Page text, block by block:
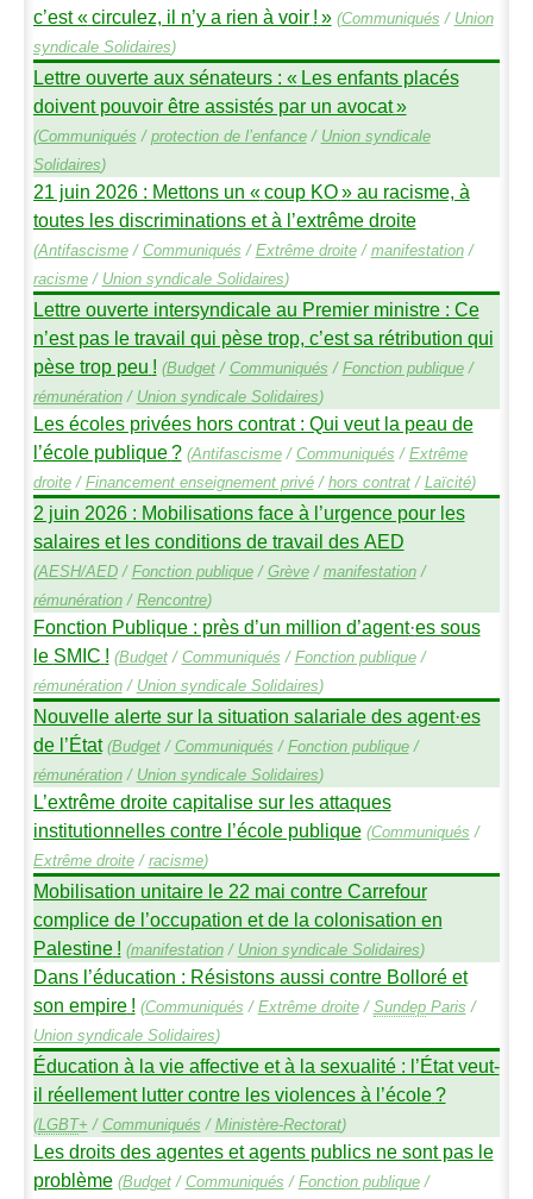
c’est «circulez, il n’y a rien à voir ! » (Communiqués / Union
syndicale Solidaires)
Lettre ouverte aux sénateurs : « Les enfants placés
doivent pouvoir être assistés par un avocat»
(Communiqués / protection de l’enfance/ Union syndicale
Solidaires)
21 juin 2026 : Mettons un «coup KO» au racisme, à
toutes les discriminations et à l’extrême droite
(Antifascisme/ Communiqués / Extrême droite/ manifestation/
racisme/ Union syndicale Solidaires)
Lettre ouverte intersyndicale au Premier ministre : Ce
n’est pas le travail qui pèse trop, c’est sa rétribution qui
pèse trop peu ! (Budget/ Communiqués / Fonction publique/
rémunération/ Union syndicale Solidaires)
Les écoles privées hors contrat : Qui veut la peau de
l’école publique? (Antifascisme/ Communiqués / Extrême
droite/ Financement enseignement privé/ hors contrat/ Laïcité)
2 juin 2026 : Mobilisations face à l’urgence pour les
salaires et les conditions de travail des AED
(AESH/AED/ Fonction publique/ Grève/ manifestation/
rémunération/ Rencontre)
Fonction Publique : près d’un million d’agent·es sous
le SMIC ! (Budget/ Communiqués / Fonction publique/
rémunération/ Union syndicale Solidaires)
Nouvelle alerte sur la situation salariale des agent·es
de l’État (Budget/ Communiqués / Fonction publique/
rémunération/ Union syndicale Solidaires)
L’extrême droite capitalise sur les attaques
institutionnelles contre l’école publique (Communiqués /
Extrême droite/ racisme)
Mobilisation unitaire le 22 mai contre Carrefour
complice de l’occupation et de la colonisation en
Palestine ! (manifestation/ Union syndicale Solidaires)
Dans l’éducation : Résistons aussi contre Bolloré et
son empire ! (Communiqués / Extrême droite/ SundepParis /
Union syndicale Solidaires)
Éducation à la vie affective et à la sexualité : l’État veut-
il réellement lutter contre les violences à l’école?
(LGBT+ / Communiqués / Ministère-Rectorat)
Les droits des agentes et agents publics ne sont pas le
problème (Budget/ Communiqués / Fonction publique/